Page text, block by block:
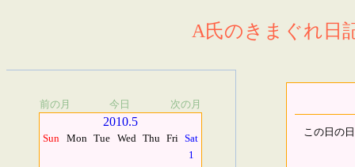
A氏のきまぐれ日
前の月 今日 次の月
2010.5
Sun Mon Tue Wed Thu Fri Sat
1
この日の